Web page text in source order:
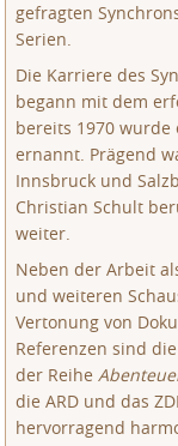
gefragten
Serien.
Die Karriere des
begann mit dem
bereits 1970
ernannt. Prägend
Innsbruck und
Christian Schult
weiter.
Neben der Arbeit
und weiteren
Vertonung von
Referenzen sind
der Reihe
die ARD und das
hervorragend